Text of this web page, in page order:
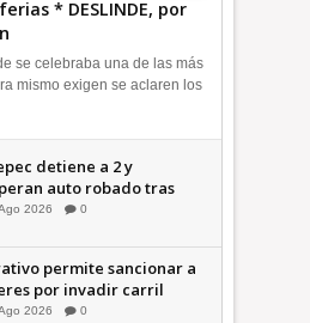
* DESLINDE, por
se celebraba una de las más
mismo exigen se aclaren los
detiene a 2 y
auto robado tras
con Tecámac +Video
2026 0
permite sancionar a
por invadir carril
Ecatepec +Video |
2026 0